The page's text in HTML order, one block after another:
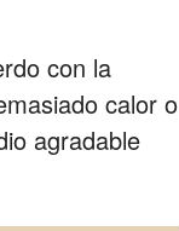
con la
calor o
agradable